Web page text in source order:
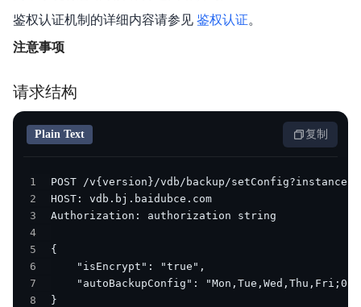
鉴权认证机制的详细内容请参见 鉴权认证。
注意事项
请求结构
Plain Text 复制
1
2
3
4
5
6
7
8
}